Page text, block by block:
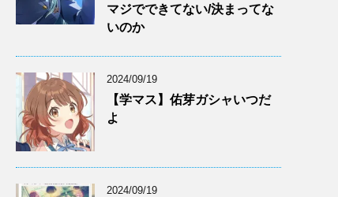
マジでできてない/決まってな
いのか
2024/09/19
【学マス】佑芽ガシャいつだ
よ
2024/09/19